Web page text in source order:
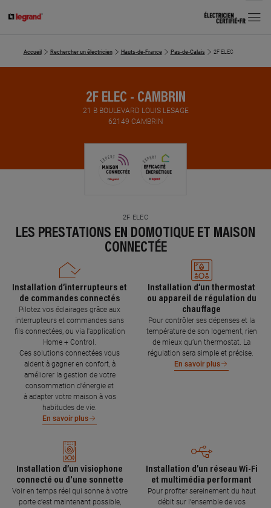
MENU
Accueil Rechercher un électricien Hauts-de-France Pas-de-Calais 2F ELEC
2F ELEC - CAMBRIN
21 B BOULEVARD LOUIS LESAGE
62149 CAMBRIN
2F ELEC
LES PRESTATIONS EN DOMOTIQUE ET MAISON
CONNECTÉE
Installation d’interrupteurs et
de commandes connectés
Pilotez vos éclairages grâce aux
interrupteurs et commandes sans
fils connectées, ou via l'application
Home + Control.
Ces solutions connectées vous
aident à gagner en confort, à
améliorer la gestion de votre
consommation d’énergie et
à adapter votre maison à vos
habitudes de vie.
En savoir plus
Installation d’un thermostat
ou appareil de régulation du
chauffage
Pour contrôler ses dépenses et la
température de son logement, rien
de mieux qu’un thermostat. La
régulation sera simple et précise.
En savoir plus
Installation d’un visiophone
connecté ou d'une sonnette
Voir en temps réel qui sonne à votre
porte c’est maintenant possible,
Installation d’un réseau Wi-Fi
et multimédia performant
Pour profiter sereinement du haut
débit sur l’ensemble de vos